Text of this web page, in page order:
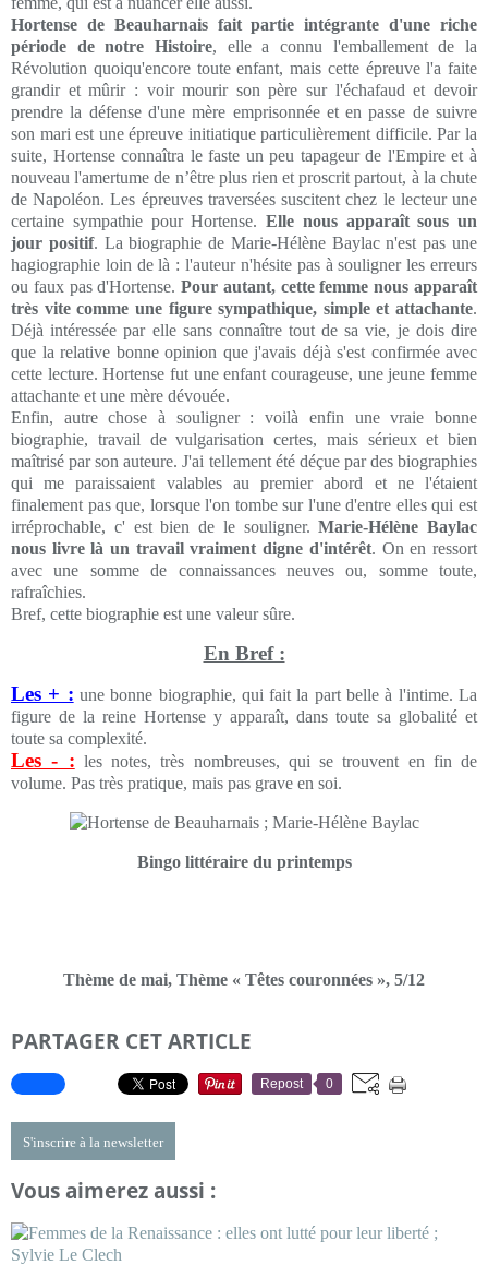
Hortense de Beauharnais fait partie intégrante d'une riche
période de notre Histoire, elle a connu l'emballement de la
Révolution quoiqu'encore toute enfant, mais cette épreuve l'a faite
grandir et mûrir : voir mourir son père sur l'échafaud et devoir
prendre la défense d'une mère emprisonnée et en passe de suivre
son mari est une épreuve initiatique particulièrement difficile. Par la
suite, Hortense connaîtra le faste un peu tapageur de l'Empire et à
nouveau l'amertume de n’êtreplus rien et proscrit partout, à la chute
de Napoléon. Les épreuves traversées suscitent chez le lecteur une
certaine sympathie pour Hortense. Elle nous apparaît sous un
jour positif. La biographie de Marie-Hélène Baylac n'est pas une
hagiographie loin de là : l'auteur n'hésite pas à souligner les erreurs
ou faux pas d'Hortense.Pour autant, cette femme nous apparaît
très vite comme une figure sympathique, simple et attachante.
Déjà intéressée par elle sans connaître tout de sa vie, je dois dire
que la relative bonne opinion que j'avais déjà s'est confirmée avec
cette lecture. Hortense fut une enfant courageuse, une jeune femme
attachante et une mère dévouée.
Enfin, autre chose à souligner : voilà enfin une vraie bonne
biographie, travail de vulgarisation certes, mais sérieux et bien
maîtrisé par son auteure. J'ai tellement été déçue par des biographies
qui me paraissaient valables au premier abord et ne l'étaient
finalement pas que, lorsque l'on tombe sur l'une d'entre elles qui est
irréprochable, c' est bien de le souligner.Marie-Hélène Baylac
nous livre là un travail vraiment digne d'intérêt. On en ressort
avec une somme de connaissances neuves ou, somme toute,
rafraîchies.
Bref, cette biographie est une valeur sûre.
En Bref :
Les + : une bonne biographie, qui fait la part belle à l'intime. La
figure de la reine Hortense y apparaît, dans toute sa globalité et
toute sa complexité.
Les - : les notes, très nombreuses, qui se trouvent en fin de
volume. Pas très pratique, mais pas grave en soi.
Bingo littéraire du printemps
Thème de mai, Thème « Têtes couronnées », 5/12
PARTAGER CET ARTICLE
Repost 0
S'inscrire à la newsletter
Vous aimerez aussi :